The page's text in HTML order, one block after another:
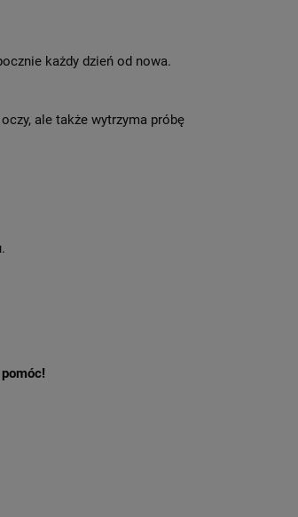
każdy dzień od nowa.
ale także wytrzyma próbę